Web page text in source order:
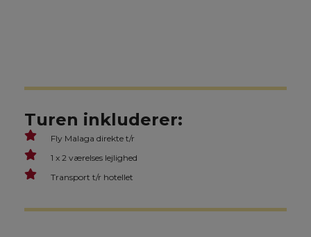
Turen inkluderer:
Fly Malaga direkte t/r
1 x 2 værelses lejlighed
Transport t/r hotellet